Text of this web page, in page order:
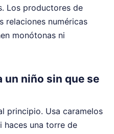
Los productores de
relaciones numéricas
monótonas ni
un niño sin que se
principio. Usa caramelos
haces una torre de